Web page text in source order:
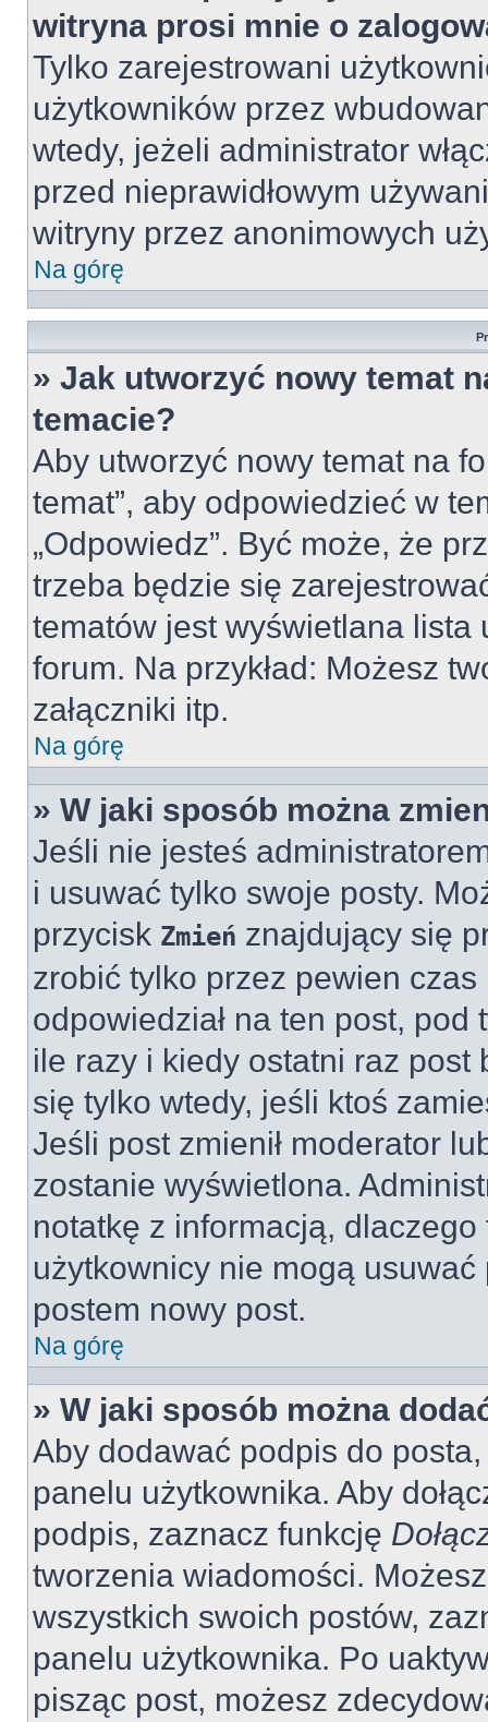
witryna prosi mnie o
Tylko zarejestrowani
użytkowników przez
wtedy, jeżeli administrator
przed nieprawidłowym
witryny przez anonimowych
Na górę
» Jak utworzyć nowy temat
temacie?
Aby utworzyć nowy temat na
temat”, aby odpowiedzieć w
„Odpowiedz”. Być może, że
trzeba będzie się
tematów jest wyświetlana
forum. Na przykład: Możesz
załączniki itp.
Na górę
» W jaki sposób można
Jeśli nie jesteś
i usuwać tylko swoje posty.
przycisk Zmień znajdujący się
zrobić tylko przez pewien
odpowiedział na ten post,
ile razy i kiedy ostatni raz post
się tylko wtedy, jeśli ktoś
Jeśli post zmienił moderator
zostanie wyświetlona.
notatkę z informacją,
użytkownicy nie mogą usuwać
postem nowy post.
Na górę
» W jaki sposób można
Aby dodawać podpis do
panelu użytkownika. Aby
podpis, zaznacz funkcję
tworzenia wiadomości.
wszystkich swoich postów,
panelu użytkownika. Po
pisząc post, możesz